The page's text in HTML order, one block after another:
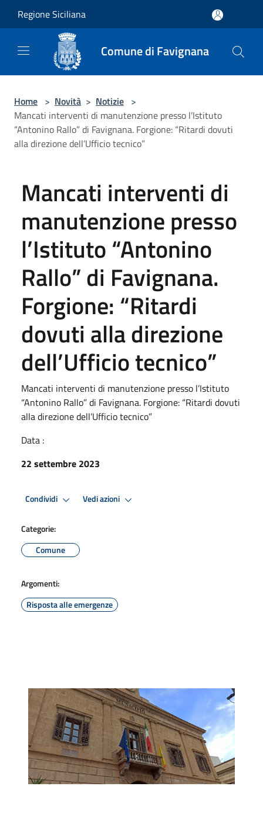
Regione Siciliana
Comune di Favignana
Home > Novità > Notizie >
Mancati interventi di manutenzione presso l’Istituto
“Antonino Rallo” di Favignana. Forgione: “Ritardi dovuti
alla direzione dell’Ufficio tecnico”
Mancati interventi di
manutenzione presso
l’Istituto “Antonino
Rallo” di Favignana.
Forgione: “Ritardi
dovuti alla direzione
dell’Ufficio tecnico”
Mancati interventi di manutenzione presso l’Istituto
“Antonino Rallo” di Favignana. Forgione: “Ritardi dovuti
alla direzione dell’Ufficio tecnico”
Data :
22 settembre 2023
Condividi Vedi azioni
Categorie:
Comune
Argomenti:
Risposta alle emergenze